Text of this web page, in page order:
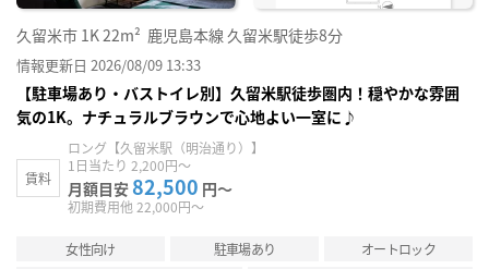
久留米市 1K22m² 鹿児島本線 久留米駅徒歩8分
情報更新日 2026/08/09 13:33
【駐車場あり・バストイレ別】久留米駅徒歩圏内！穏やかな雰囲
気の1K。ナチュラルブラウンで心地よい一室に♪
賃料
ロング【久留米駅（明治通り）】
1日当たり 2,200円～
月額目安 82,500 円～
初期費用他 22,000円～
女性向け 駐車場あり
オートロック